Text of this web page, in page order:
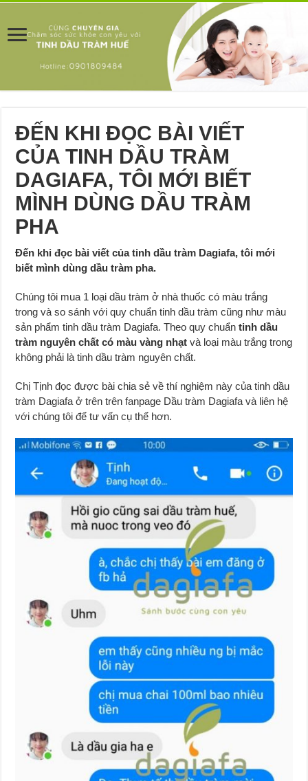
ĐẾN KHI ĐỌC BÀI VIẾT
CỦA TINH DẦU TRÀM
DAGIAFA, TÔI MỚI BIẾT
MÌNH DÙNG DẦU TRÀM
PHA
Đến khi đọc bài viết của tinh dầu tràm Dagiafa, tôi mới
biết mình dùng dầu tràm pha.
Chúng tôi mua 1 loại dầu tràm ở nhà thuốc có màu trắng
trong và so sánh với quy chuẩn tinh dầu tràm cũng như màu
sản phẩm tinh dầu tràm Dagiafa. Theo quy chuẩntinh dầu
tràm nguyên chất có màu vàng nhạt và loại màu trắng trong
không phải là tinh dầu tràm nguyên chất.
Chị Tịnh đọc được bài chia sẻ về thí nghiệm này của tinh dầu
tràm Dagiafa ở trên trên fanpage Dầu tràm Dagiafa và liên hệ
với chúng tôi để tư vấn cụ thể hơn.